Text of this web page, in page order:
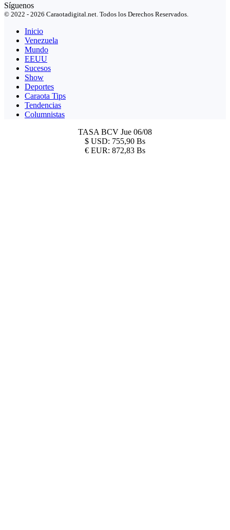
Síguenos
© 2022 - 2026 Caraotadigital.net. Todos los Derechos Reservados.
Inicio
Venezuela
Mundo
EEUU
Sucesos
Show
Deportes
Caraota Tips
Tendencias
Columnistas
TASA BCV Jue 06/08
$ USD: 755,90 Bs
€ EUR: 872,83 Bs